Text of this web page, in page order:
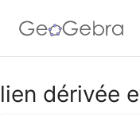
Google
lien dérivée